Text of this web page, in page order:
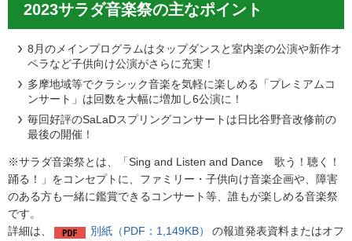
2023サラダ音楽祭の主なポイント
8月のメインプログラムはタップダンスと室内楽の公演や新作オ
ペラなど子供向け公演がさらに充実！
多摩地域等でクラシック音楽を気軽に楽しめる「プレミアムコ
ンサート」は回数を大幅に増加し6公演に！
毎回好評のSaLaDスプリングコンサートは日比谷野音改修前の
最後の開催！
※サラダ音楽祭とは、「Sing and Listen and Dance 歌う！聴く！
踊る！」をコンセプトに、ファミリー・子供向け音楽企画や、障害
のある方も一緒に鑑賞できるコンサート等、誰もが楽しめる音楽祭
です。
詳細は、
別紙（PDF：1,149KB）
の報道発表資料またはオフ